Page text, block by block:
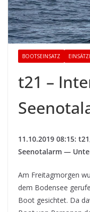
BOOTSEINSATZ
t21 –
11.10.2019 08:15:
Seenotalarm —
Am Freitagmorgen
dem Bodensee
Boot gesichtet. Da